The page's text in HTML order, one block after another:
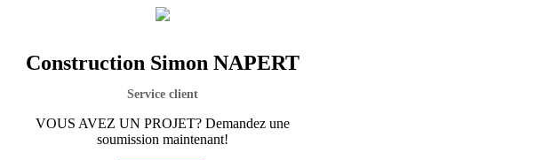
Construction Simon NAPERT
Service client
VOUS AVEZ UN PROJET? Demandez une
soumission maintenant!